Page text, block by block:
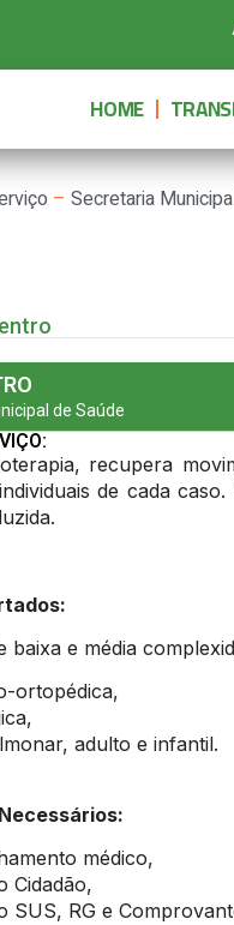
HOME
– Secretaria
de Saúde
recupera
de cada
baixa e média
ortopédica,
adulto e infantil.
médico,
Cidadão,
SUS, RG e